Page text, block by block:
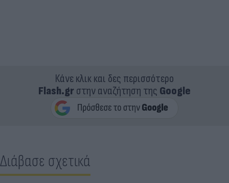
Κάνε κλικ και δες περισσότερο
Flash.grστην αναζήτηση της Google
Διάβασε σχετικά